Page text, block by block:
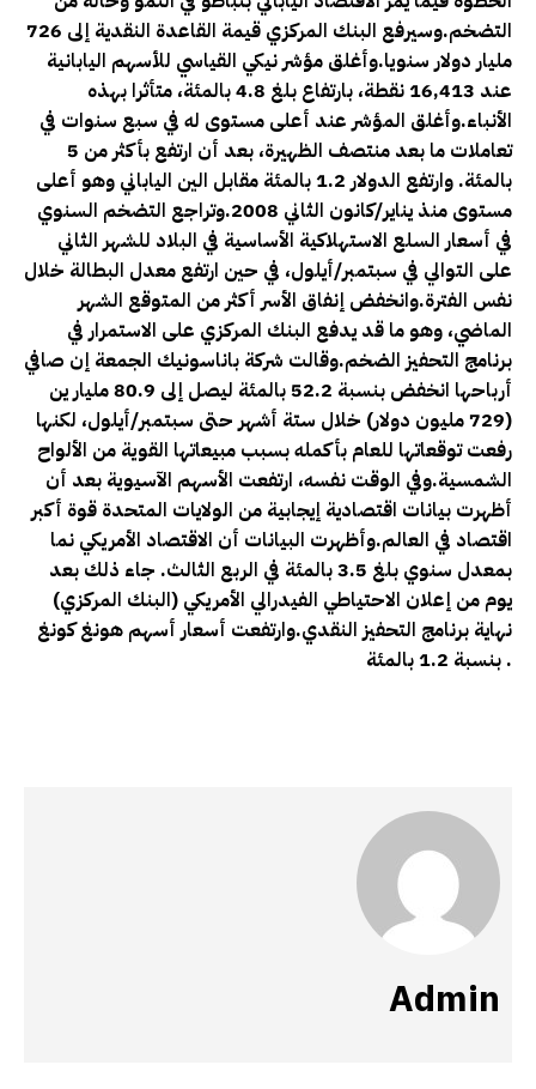
التضخم.وسيرفع البنك المركزي قيمة القاعدة النقدية إلى 726
مليار دولار سنويا.وأغلق مؤشر نيكي القياسي للأسهم اليابانية
عند 16,413 نقطة، بارتفاع بلغ 4.8 بالمئة، متأثرا بهذه
الأنباء.وأغلق المؤشر عند أعلى مستوى له في سبع سنوات في
تعاملات ما بعد منتصف الظهيرة، بعد أن ارتفع بأكثر من 5
بالمئة. وارتفع الدولار 1.2 بالمئة مقابل الين الياباني وهو أعلى
مستوى منذ يناير/كانون الثاني 2008.وتراجع التضخم السنوي
في أسعار السلع الاستهلاكية الأساسية في البلاد للشهر الثاني
على التوالي في سبتمبر/أيلول، في حين ارتفع معدل البطالة خلال
نفس الفترة.وانخفض إنفاق الأسر أكثر من المتوقع الشهر
الماضي، وهو ما قد يدفع البنك المركزي على الاستمرار في
برنامج التحفيز الضخم.وقالت شركة باناسونيك الجمعة إن صافي
أرباحها انخفض بنسبة 52.2 بالمئة ليصل إلى 80.9 مليار ين
(729 مليون دولار) خلال ستة أشهر حتى سبتمبر/أيلول، لكنها
رفعت توقعاتها للعام بأكمله بسبب مبيعاتها القوية من الألواح
الشمسية.وفي الوقت نفسه، ارتفعت الأسهم الآسيوية بعد أن
أظهرت بيانات اقتصادية إيجابية من الولايات المتحدة قوة أكبر
اقتصاد في العالم.وأظهرت البيانات أن الاقتصاد الأمريكي نما
بمعدل سنوي بلغ 3.5 بالمئة في الربع الثالث. جاء ذلك بعد
يوم من إعلان الاحتياطي الفيدرالي الأمريكي (البنك المركزي)
نهاية برنامج التحفيز النقدي.وارتفعت أسعار أسهم هونغ كونغ
بنسبة 1.2 بالمئة .
Admin